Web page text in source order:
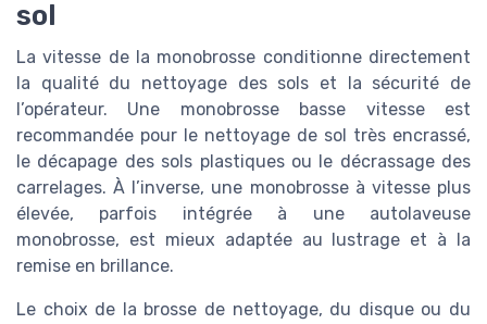
sol
La vitesse de la monobrosse conditionne directement
la qualité du nettoyage des sols et la sécurité de
l’opérateur. Une monobrosse basse vitesse est
recommandée pour le nettoyage de sol très encrassé,
le décapage des sols plastiques ou le décrassage des
carrelages. À l’inverse, une monobrosse à vitesse plus
élevée, parfois intégrée à une autolaveuse
monobrosse, est mieux adaptée au lustrage et à la
remise en brillance.
Le choix de la brosse de nettoyage, du disque ou du